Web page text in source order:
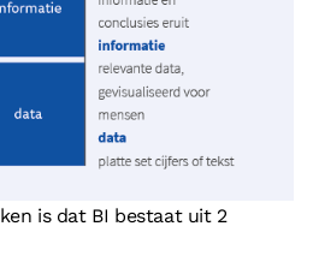
is dat BI bestaat uit 2